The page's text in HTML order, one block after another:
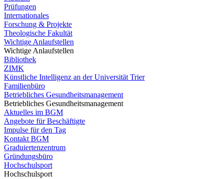
Prüfungen
Internationales
Forschung & Projekte
Theologische Fakultät
Wichtige Anlaufstellen
Wichtige Anlaufstellen
Bibliothek
ZIMK
Künstliche Intelligenz an der Universität Trier
Familienbüro
Betriebliches Gesundheitsmanagement
Betriebliches Gesundheitsmanagement
Aktuelles im BGM
Angebote für Beschäftigte
Impulse für den Tag
Kontakt BGM
Graduiertenzentrum
Gründungsbüro
Hochschulsport
Hochschulsport